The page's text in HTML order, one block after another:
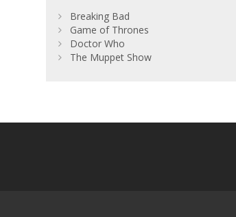
Breaking Bad
Game of Thrones
Doctor Who
The Muppet Show